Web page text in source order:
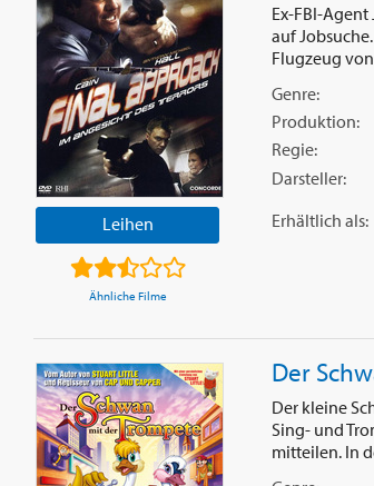
Leihen
Ähnliche Filme
Ex-FBI-
auf
Flugzeug
Genre:
Produktion:
Regie:
Darsteller:
Erhältlich als:
Der
Der kleine
Sing- und
mitteilen. In